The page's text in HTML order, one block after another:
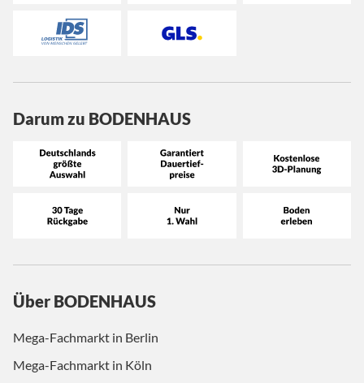
Darum zu BODENHAUS
Über BODENHAUS
Mega-Fachmarkt in Berlin
Mega-Fachmarkt in Köln